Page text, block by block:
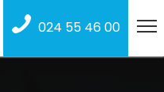
024 55 46 00